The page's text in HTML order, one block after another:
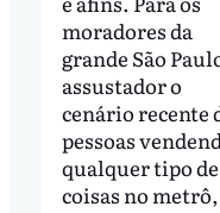
moradores da
grande São
assustador o
cenário recente
pessoas
qualquer tipo de
coisas no metrô,